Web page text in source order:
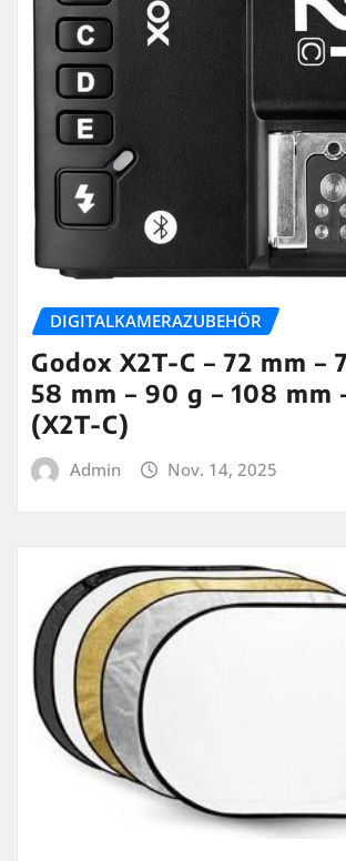
DIGITALKAMERAZUBEHÖR
Godox X2T-C – 72 mm –
58 mm – 90 g – 108 mm
(X2T-C)
Admin Nov. 14, 2025